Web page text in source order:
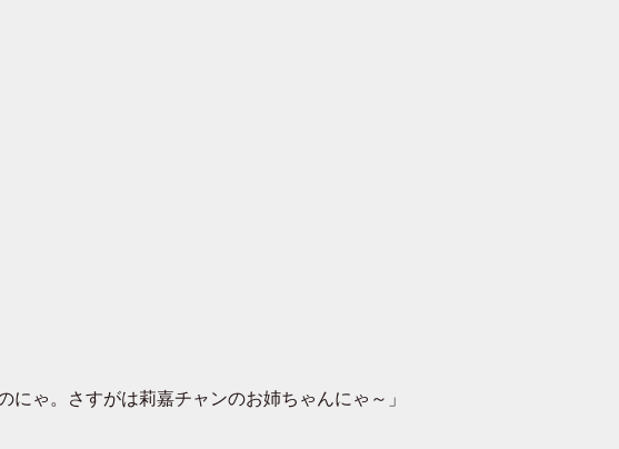
ゃ。さすがは莉嘉チャンのお姉ちゃんにゃ～」